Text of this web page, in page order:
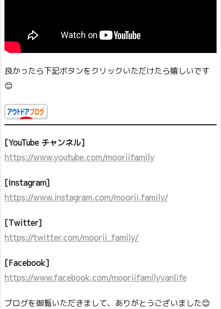
良かったら下記ボタンをクリックいただけたら嬉しいです
😊
[YouTube チャンネル]
https://www.youtube.com/mooriifamily
[Instagram]
https://www.instagram.com/moorii.family/
[Twitter]
https://twitter.com/moorii_family/
[Facebook]
https://www.facebook.com/mooriifamilyvanlife
ブログを御覧いただきまして、ありがとうございました😊